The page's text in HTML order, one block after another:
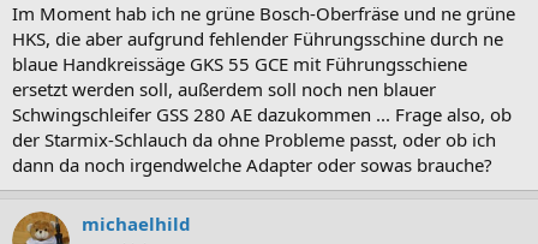
Im Moment hab ich ne grüne Bosch-Oberfräse und ne grüne
HKS, die aber aufgrund fehlender Führungsschine durch ne
blaue Handkreissäge GKS 55 GCE mit Führungsschiene
ersetzt werden soll, außerdem soll noch nen blauer
Schwingschleife​r GSS 280 AE dazukommen ... Frage also, ob
der Starmix-Schlauch da ohne Probleme passt, oder ob ich
dann da noch irgendwelche Adapter oder sowas brauche?
michaelhild